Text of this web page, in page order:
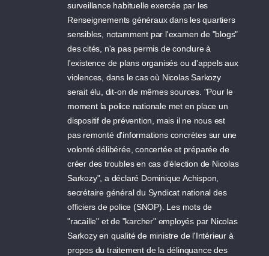
surveillance habituelle exercée par les
Renseignements généraux dans les quartiers
sensibles, notamment par l'examen de "blogs"
des cités, n'a pas permis de conclure à
l'existence de plans organisés ou d'appels aux
violences, dans le cas où Nicolas Sarkozy
serait élu, dit-on de mêmes sources. "Pour le
moment la police nationale met en place un
dispositif de prévention, mais il ne nous est
pas remonté d'informations concrètes sur une
volonté délibérée, concertée et préparée de
créer des troubles en cas d'élection de Nicolas
Sarkozy", a déclaré Dominique Achispon,
secrétaire général du Syndicat national des
officiers de police (SNOP). Les mots de
"racaille" et de "karcher" employés par Nicolas
Sarkozy en qualité de ministre de l'Intérieur à
propos du traitement de la délinquance des